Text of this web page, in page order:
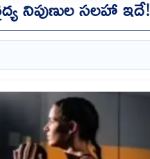
నిపుణుల స‌ల‌హా ఇదే!